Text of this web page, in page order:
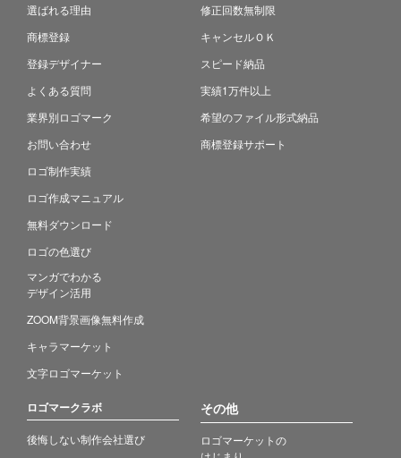
選ばれる理由
商標登録
登録デザイナー
よくある質問
業界別ロゴマーク
お問い合わせ
ロゴ制作実績
ロゴ作成マニュアル
無料ダウンロード
ロゴの色選び
マンガでわかる
デザイン活用
ZOOM背景画像無料作成
キャラマーケット
文字ロゴマーケット
修正回数無制限
キャンセルＯＫ
スピード納品
実績1万件以上
希望のファイル形式納品
商標登録サポート
ロゴマークラボ
後悔しない制作会社選び
その他
ロゴマーケットの